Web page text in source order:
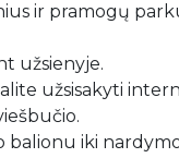
ir pramogų
užsienyje.
užsisakyti
balionu iki